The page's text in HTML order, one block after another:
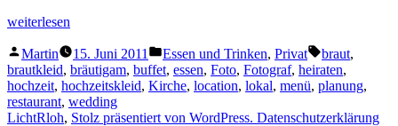
„Location
weiterlesen
Veröffentlicht
von
Martin 15. Juni 2011
Veröffentlicht
unter
Essen und Trinken, Privat Schlagwörter:
braut,
brautkleid, bräutigam, buffet, essen, Foto, Fotograf, heiraten,
hochzeit, hochzeitskleid, Kirche, location, lokal, menü, planung,
restaurant, wedding
LichtRloh, Stolz präsentiert von WordPress. Datenschutzerklärung